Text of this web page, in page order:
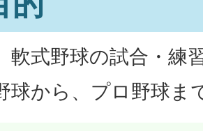
軟式野球の試合・練
球から、プロ野球ま